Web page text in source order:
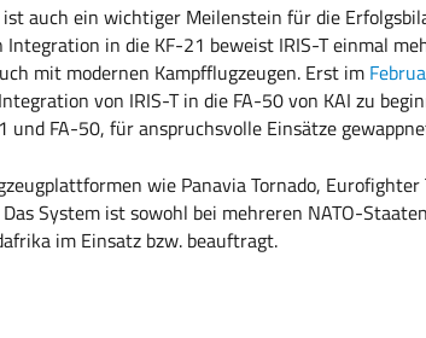
auch ein wichtiger Meilenstein für die
in die KF-21 beweist IRIS-T einmal
mit modernen Kampfflugzeugen. Erst im
von IRIS-T in die FA-50 von KAI zu
FA-50, für anspruchsvolle Einsätze
wie Panavia Tornado, Eurofighter
System ist sowohl bei mehreren NATO-
im Einsatz bzw. beauftragt.